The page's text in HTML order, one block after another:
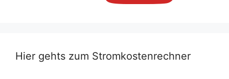
Hier gehts zum Stromkostenrechner